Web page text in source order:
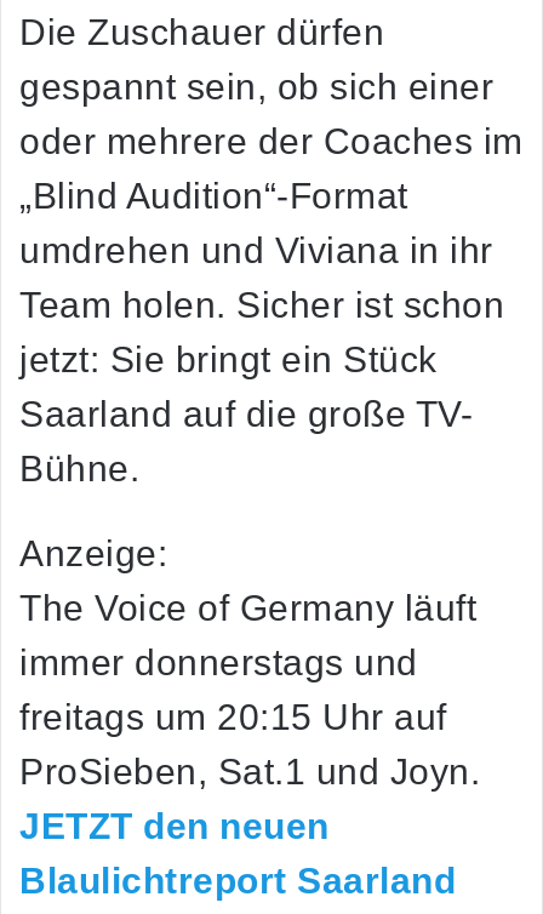
Die Zuschauer dürfen
gespannt sein, ob sich einer
oder mehrere der Coaches im
„Blind Audition“-Format
umdrehen und Viviana in ihr
Team holen. Sicher ist schon
jetzt: Sie bringt ein Stück
Saarland auf die große TV-
Bühne.
Anzeige:
The Voice of Germany läuft
immer donnerstags und
freitags um 20:15 Uhr auf
ProSieben, Sat.1 und Joyn.
JETZT den neuen
Blaulichtreport Saarland